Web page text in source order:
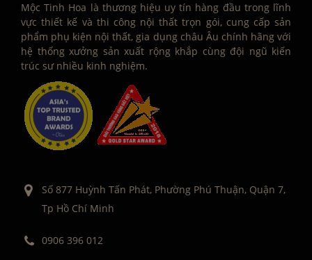
Mộc Tinh Hoa là thương hiệu uy tín hàng đầu trong lĩnh
vực thiết kế và thi công nội thất trọn gói, cung cấp sản
phẩm phụ kiện nội thất, gia dụng châu Âu chính hãng với
hệ thống xưởng sản xuất rộng khắp cùng đội ngũ kiến
trúc sư nhiều kinh nghiệm.
Số 877 Huỳnh Tấn Phát, Phường Phú Thuận, Quận 7,
Tp Hồ Chí Minh
0906 396 012